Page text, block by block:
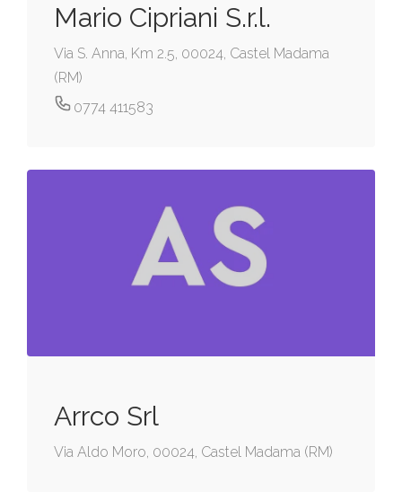
Mario Cipriani S.r.l.
Via S. Anna, Km 2.5, 00024, Castel Madama
(RM)
0774 411583
Arrco Srl
Via Aldo Moro, 00024, Castel Madama (RM)